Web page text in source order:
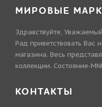
МИРОВЫЕ
Здравствуйте,
Рад приветствовать Вас
магазина. Весь
коллекции. Состояние-
КОНТАКТЫ